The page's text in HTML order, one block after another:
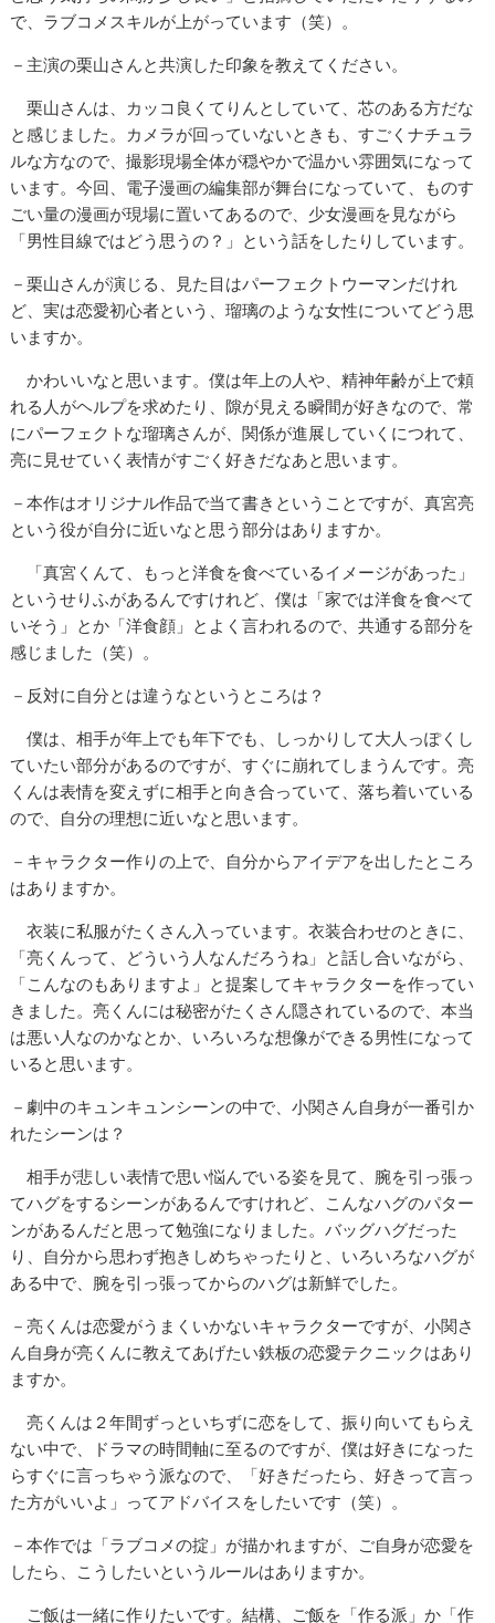
で、ラブコメスキルが上がっています（笑）。
－主演の栗山さんと共演した印象を教えてください。
栗山さんは、カッコ良くてりんとしていて、芯のある方だな
と感じました。カメラが回っていないときも、すごくナチュラ
ルな方なので、撮影現場全体が穏やかで温かい雰囲気になって
います。今回、電子漫画の編集部が舞台になっていて、ものす
ごい量の漫画が現場に置いてあるので、少女漫画を見ながら
「男性目線ではどう思うの？」という話をしたりしています。
－栗山さんが演じる、見た目はパーフェクトウーマンだけれ
ど、実は恋愛初心者という、瑠璃のような女性についてどう思
いますか。
かわいいなと思います。僕は年上の人や、精神年齢が上で頼
れる人がヘルプを求めたり、隙が見える瞬間が好きなので、常
にパーフェクトな瑠璃さんが、関係が進展していくにつれて、
亮に見せていく表情がすごく好きだなあと思います。
－本作はオリジナル作品で当て書きということですが、真宮亮
という役が自分に近いなと思う部分はありますか。
「真宮くんて、もっと洋食を食べているイメージがあった」
というせりふがあるんですけれど、僕は「家では洋食を食べて
いそう」とか「洋食顔」とよく言われるので、共通する部分を
感じました（笑）。
－反対に自分とは違うなというところは？
僕は、相手が年上でも年下でも、しっかりして大人っぽくし
ていたい部分があるのですが、すぐに崩れてしまうんです。亮
くんは表情を変えずに相手と向き合っていて、落ち着いている
ので、自分の理想に近いなと思います。
－キャラクター作りの上で、自分からアイデアを出したところ
はありますか。
衣装に私服がたくさん入っています。衣装合わせのときに、
「亮くんって、どういう人なんだろうね」と話し合いながら、
「こんなのもありますよ」と提案してキャラクターを作ってい
きました。亮くんには秘密がたくさん隠されているので、本当
は悪い人なのかなとか、いろいろな想像ができる男性になって
いると思います。
－劇中のキュンキュンシーンの中で、小関さん自身が一番引か
れたシーンは？
相手が悲しい表情で思い悩んでいる姿を見て、腕を引っ張っ
てハグをするシーンがあるんですけれど、こんなハグのパター
ンがあるんだと思って勉強になりました。バッグハグだった
り、自分から思わず抱きしめちゃったりと、いろいろなハグが
ある中で、腕を引っ張ってからのハグは新鮮でした。
－亮くんは恋愛がうまくいかないキャラクターですが、小関さ
ん自身が亮くんに教えてあげたい鉄板の恋愛テクニックはあり
ますか。
亮くんは２年間ずっといちずに恋をして、振り向いてもらえ
ない中で、ドラマの時間軸に至るのですが、僕は好きになった
らすぐに言っちゃう派なので、「好きだったら、好きって言っ
た方がいいよ」ってアドバイスをしたいです（笑）。
－本作では「ラブコメの掟」が描かれますが、ご自身が恋愛を
したら、こうしたいというルールはありますか。
ご飯は一緒に作りたいです。結構、ご飯を「作る派」か「作